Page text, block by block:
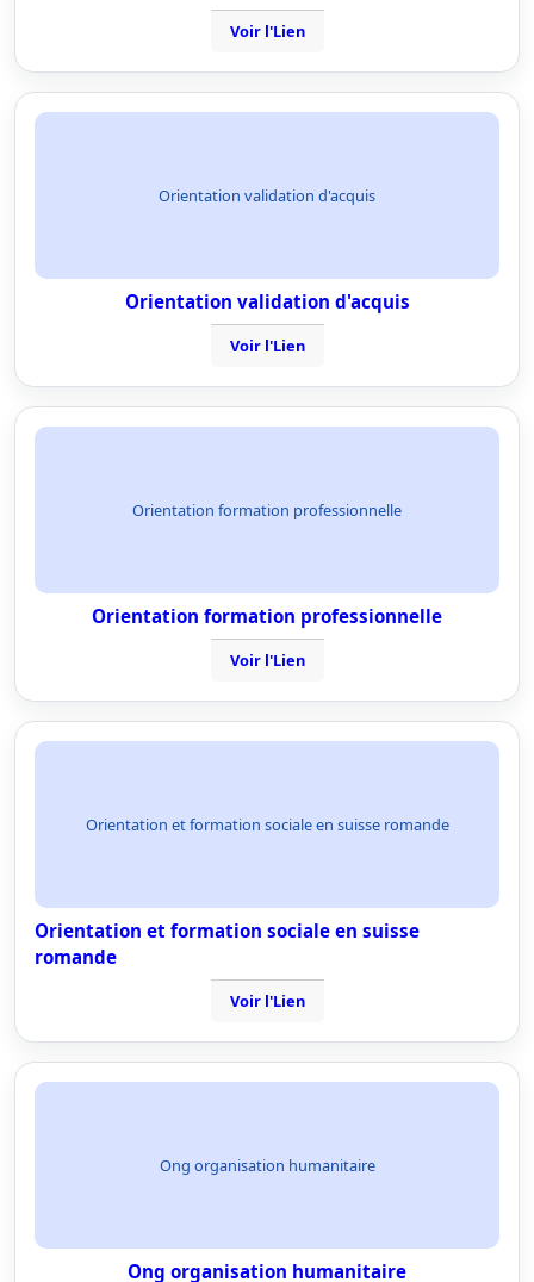
Voir l'Lien
Orientation validation d'acquis
Orientation validation d'acquis
Voir l'Lien
Orientation formation professionnelle
Orientation formation professionnelle
Voir l'Lien
Orientation et formation sociale en suisse romande
Orientation et formation sociale en suisse
romande
Voir l'Lien
Ong organisation humanitaire
Ong organisation humanitaire